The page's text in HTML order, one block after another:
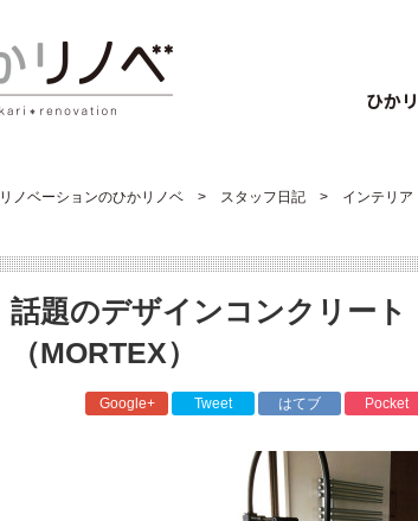
ひか
リノベーションのひかリノベ スタッフ日記 インテリア
話題のデザインコンクリート
（MORTEX）
Google+ Tweet はてブ Pocket